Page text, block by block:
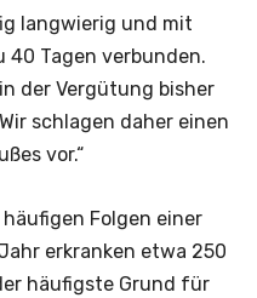
langwierig und mit
40 Tagen verbunden.
der Vergütung bisher
schlagen daher einen
vor.“
Folgen einer
erkranken etwa 250
häufigste Grund für